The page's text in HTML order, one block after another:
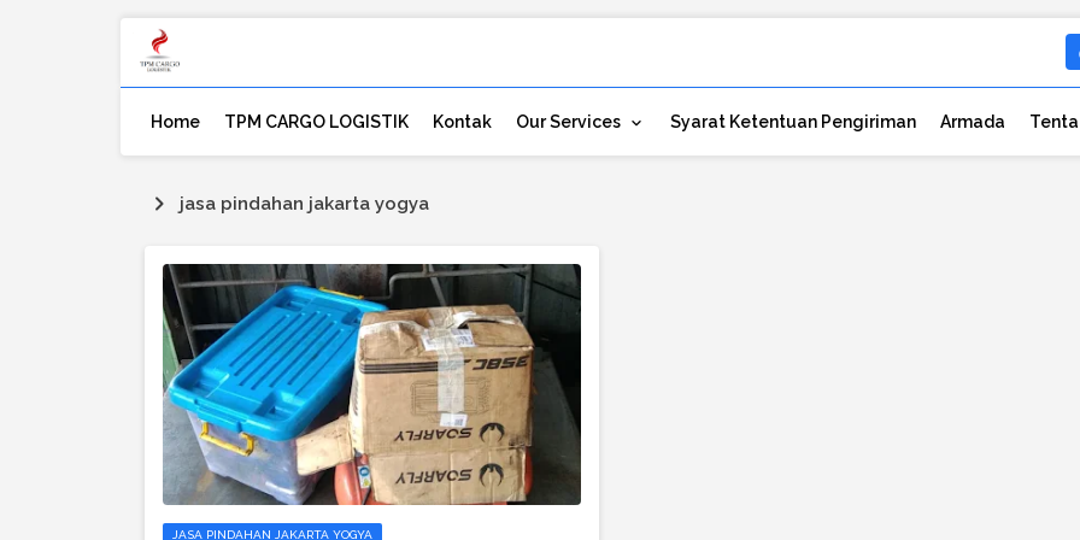
Home TPM CARGO LOGISTIK Kontak Our Services Syarat Ketentuan Pengiriman Armada
jasa pindahan jakarta yogya
JASA PINDAHAN JAKARTA YOGYA